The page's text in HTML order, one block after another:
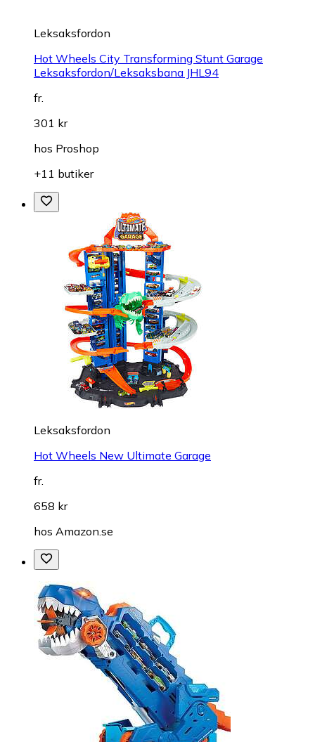
Leksaksfordon
Hot Wheels City Transforming Stunt Garage
Leksaksfordon/Leksaksbana JHL94
fr.
301 kr
hos Proshop
+11 butiker
Leksaksfordon
Hot Wheels New Ultimate Garage
fr.
658 kr
hos Amazon.se